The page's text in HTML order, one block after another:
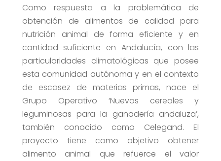
Como respuesta a la problemática de
obtención de alimentos de calidad para
nutrición animal de forma eficiente y en
cantidad suficiente en Andalucía, con las
particularidades climatológicas que posee
esta comunidad autónoma y en el contexto
de escasez de materias primas, nace el
Grupo Operativo ‘Nuevos cereales y
leguminosas para la ganadería andaluza’,
también conocido como Celegand. El
proyecto tiene como objetivo obtener
alimento animal que refuerce el valor